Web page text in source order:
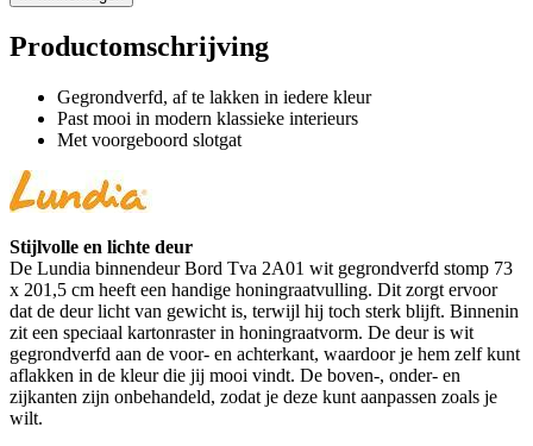
Productomschrijving
Gegrondverfd, af te lakken in iedere kleur
Past mooi in modern klassieke interieurs
Met voorgeboord slotgat
Stijlvolle en lichte deur
De Lundia binnendeur Bord Tva 2A01 wit gegrondverfd stomp 73
x 201,5 cm heeft een handige honingraatvulling. Dit zorgt ervoor
dat de deur licht van gewicht is, terwijl hij toch sterk blijft. Binnenin
zit een speciaal kartonraster in honingraatvorm. De deur is wit
gegrondverfd aan de voor- en achterkant, waardoor je hem zelf kunt
aflakken in de kleur die jij mooi vindt. De boven-, onder- en
zijkanten zijn onbehandeld, zodat je deze kunt aanpassen zoals je
wilt.